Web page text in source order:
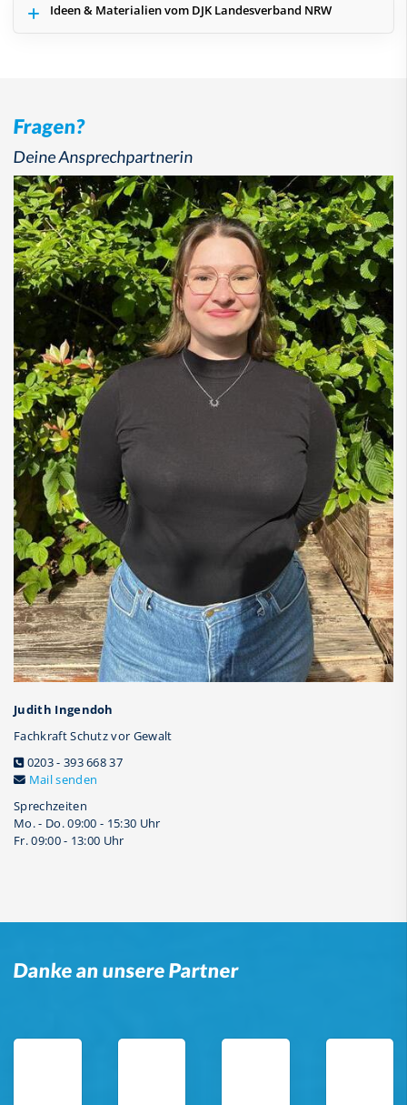
Ideen & Materialien vom DJK Landesverband NRW
Fragen?
Deine Ansprechpartnerin
Judith Ingendoh
Fachkraft Schutz vor Gewalt
0203 - 393 668 37
Mail senden
Sprechzeiten
Mo. - Do. 09:00 - 15:30 Uhr
Fr. 09:00 - 13:00 Uhr
Danke an unsere Partner